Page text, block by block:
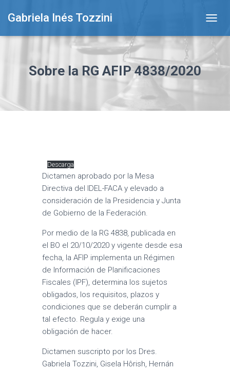
Gabriela Inés Tozzini
O
L
Sobre la RG AFIP 4838/2020
Descarga
Dictamen aprobado por la Mesa
Directiva del IDEL-FACA y elevado a
consideración de la Presidencia y Junta
de Gobierno de la Federación.
Por medio de la RG 4838, publicada en
el BO el 20/10/2020 y vigente desde esa
fecha, la AFIP implementa un Régimen
de Información de Planificaciones
Fiscales (IPF), determina los sujetos
obligados, los requisitos, plazos y
condiciones que se deberán cumplir a
tal efecto. Regula y exige una
obligación de hacer.
Dictamen suscripto por los Dres.
Gabriela Tozzini, Gisela Hôrish, Hernán